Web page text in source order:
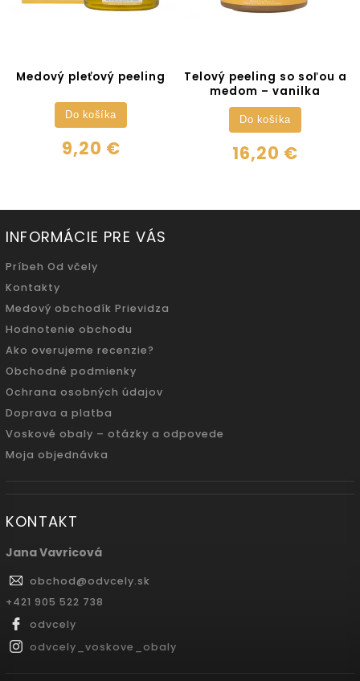
pleťový peeling
9,20 €
Do košíka
Telový peeling so soľou a
medom – vanilka
16,20 €
Do košíka
INFORMÁCIE PRE VÁS
Príbeh Od včely
Kontakty
Medový obchodík Prievidza
Hodnotenie obchodu
Ako overujeme recenzie?
Obchodné podmienky
Ochrana osobných údajov
Doprava a platba
Voskové obaly – otázky a odpovede
Moja objednávka
KONTAKT
Jana Vavricová
obchod@odvcely.sk
+421 905 522 738
odvcely
odvcely_voskove_obaly